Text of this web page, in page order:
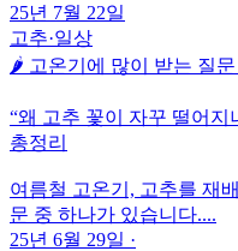
25년 7월 22일
고추·일상
🌶 고온기에 많이 받는 질
“왜 고추 꽃이 자꾸 떨어지
총정리
여름철 고온기, 고추를 재
문 중 하나가 있습니다....
25년 6월 29일 ·